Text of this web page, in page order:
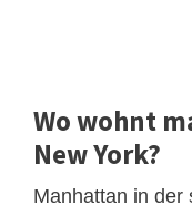
Wo wohnt
New York?
Manhattan in der